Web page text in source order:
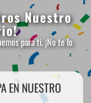
Nuestro
para ti. ¡No te lo
EN NUESTRO